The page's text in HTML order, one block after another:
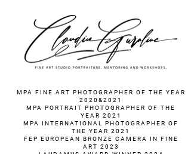
MPA FINE ART PHOTOGRAPHER OF THE YEAR
2020&2021
MPA PORTRAIT PHOTOGRAPHER OF THE
YEAR 2021
MPA INTERNATIONAL PHOTOGRAPHER OF
THE YEAR 2021
FEP EUROPEAN BRONZE CAMERA IN FINE
ART 2023